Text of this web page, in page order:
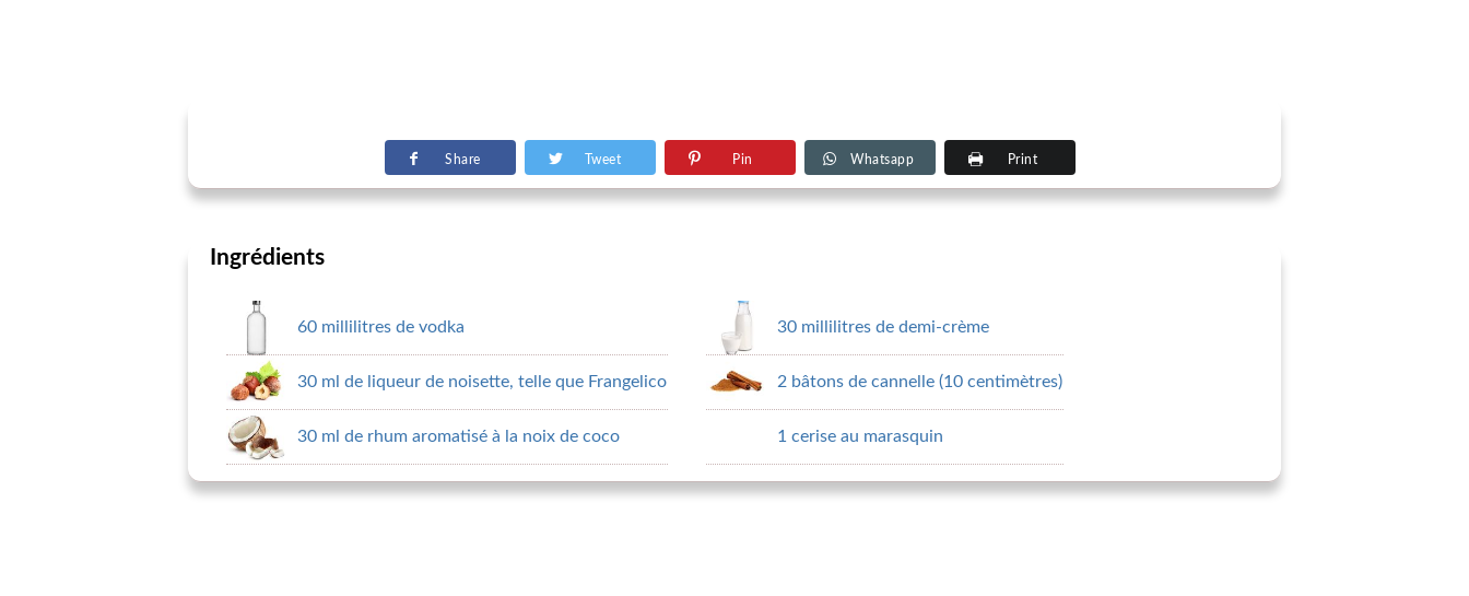
Share Tweet Pin Whatsapp Print
Ingrédients
60 millilitres de vodka
30 ml de liqueur de noisette, telle que Frangelico
30 ml de rhum aromatisé à la noix de coco
30 millilitres de demi-crème
2 bâtons de cannelle (10 centimètres)
1 cerise au marasquin